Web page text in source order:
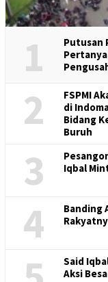
1
Putusan
2
FSPMI
di
Bidang
Buruh
3
Iqbal
4
Banding
Said
Aksi